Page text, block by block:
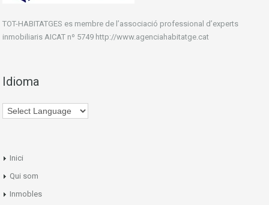
TOT-HABITATGES es membre de l’associació professional d’experts
inmobiliaris AICAT nº 5749 http://www.agenciahabitatge.cat
Idioma
Inici
Qui som
Inmobles